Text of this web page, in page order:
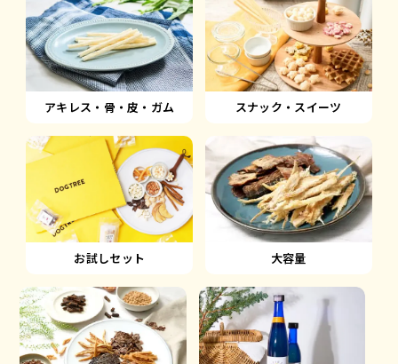
アキレス・骨・皮・ガム スナック・スイーツ
お試しセット 大容量